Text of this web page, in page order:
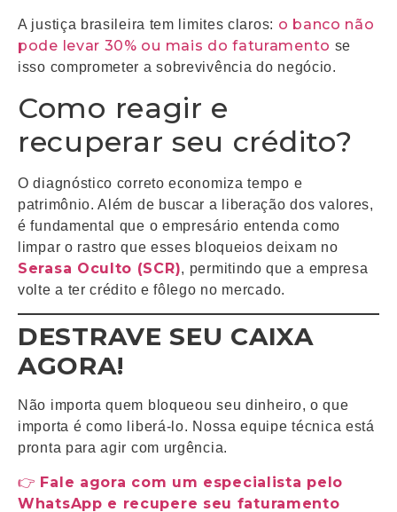
A justiça brasileira tem limites claros: o banco não
pode levar 30% ou mais do faturamento se
isso comprometer a sobrevivência do negócio.
Como reagir e
recuperar seu crédito?
O diagnóstico correto economiza tempo e
patrimônio. Além de buscar a liberação dos valores,
é fundamental que o empresário entenda como
limpar o rastro que esses bloqueios deixam no
Serasa Oculto (SCR), permitindo que a empresa
volte a ter crédito e fôlego no mercado.
DESTRAVE SEU CAIXA
AGORA!
Não importa quem bloqueou seu dinheiro, o que
importa é como liberá-lo. Nossa equipe técnica está
pronta para agir com urgência.
👉 Fale agora com um especialista pelo
WhatsApp e recupere seu faturamento